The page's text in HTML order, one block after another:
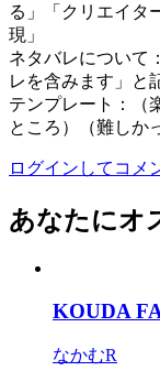
る」「クリエイタ
現」
ネタバレについて
レを含みます」と
テンプレート：（
ところ）（難しか
ログインしてコメ
あなたにオ
KOUDA
なかむR